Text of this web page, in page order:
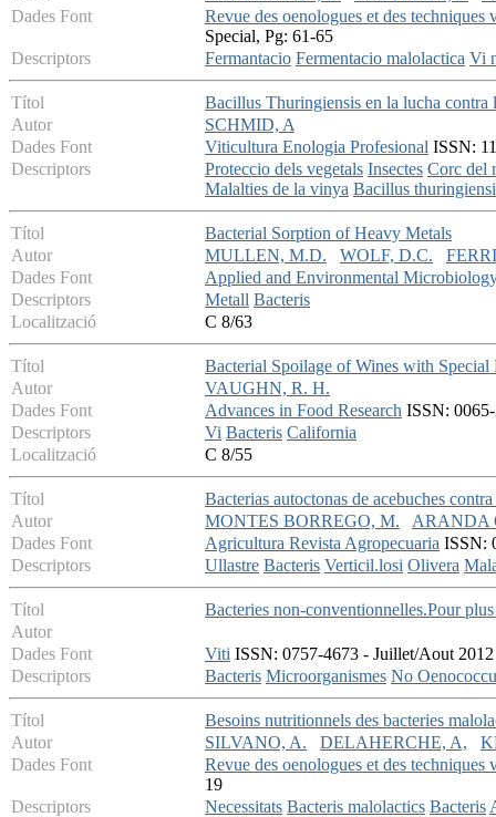
Dades Font
Revue des oenologues et des
Special, Pg: 61-65
Descriptors
Fermantacio Fermentacio malolactica Vi
Títol
Bacillus Thuringiensis en la lucha contra
Autor
SCHMID, A
Dades Font
Viticultura Enologia Profesional ISSN:
Descriptors
Proteccio dels vegetals Insectes Corc del
Malalties de la vinya Bacillus
Títol
Bacterial Sorption of Heavy Metals
Autor
MULLEN, M.D. WOLF, D.C.
Dades Font
Applied and Environmental
Descriptors
Metall Bacteris
Localització
C 8/63
Títol
Bacterial Spoilage of Wines with
Autor
VAUGHN, R. H.
Dades Font
Advances in Food Research ISSN:
Descriptors
Vi Bacteris California
Localització
C 8/55
Títol
Bacterias autoctonas de acebuches
Autor
MONTES BORREGO, M.
ARANDA
Dades Font
Agricultura Revista Agropecuaria ISSN:
Descriptors
Ullastre Bacteris Verticil.losi Olivera
Títol
Bacteries non-conventionnelles.Pour
Autor
Dades Font
Viti ISSN: 0757-4673 - Juillet/Aout
Descriptors
Bacteris Microorganismes No
Títol
Besoins nutritionnels des bacteries
Autor
SILVANO, A. DELAHERCHE, A,
Dades Font
Revue des oenologues et des
19
Descriptors
Necessitats Bacteris malolactics Bacteris